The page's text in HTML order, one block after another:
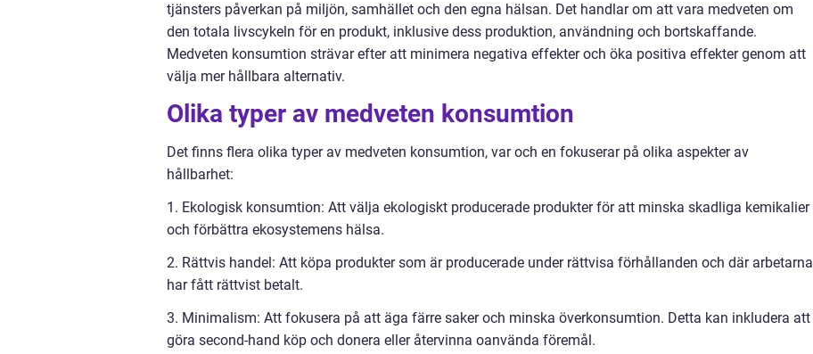
tjänsters påverkan på miljön, samhället och den egna hälsan. Det handlar om att vara medveten om
den totala livscykeln för en produkt, inklusive dess produktion, användning och bortskaffande.
Medveten konsumtion strävar efter att minimera negativa effekter och öka positiva effekter genom att
välja mer hållbara alternativ.
Olika typer av medveten konsumtion
Det finns flera olika typer av medveten konsumtion, var och en fokuserar på olika aspekter av
hållbarhet:
1. Ekologisk konsumtion: Att välja ekologiskt producerade produkter för att minska skadliga kemikalier
och förbättra ekosystemens hälsa.
2. Rättvis handel: Att köpa produkter som är producerade under rättvisa förhållanden och där arbetarna
har fått rättvist betalt.
3. Minimalism: Att fokusera på att äga färre saker och minska överkonsumtion. Detta kan inkludera att
göra second-hand köp och donera eller återvinna oanvända föremål.